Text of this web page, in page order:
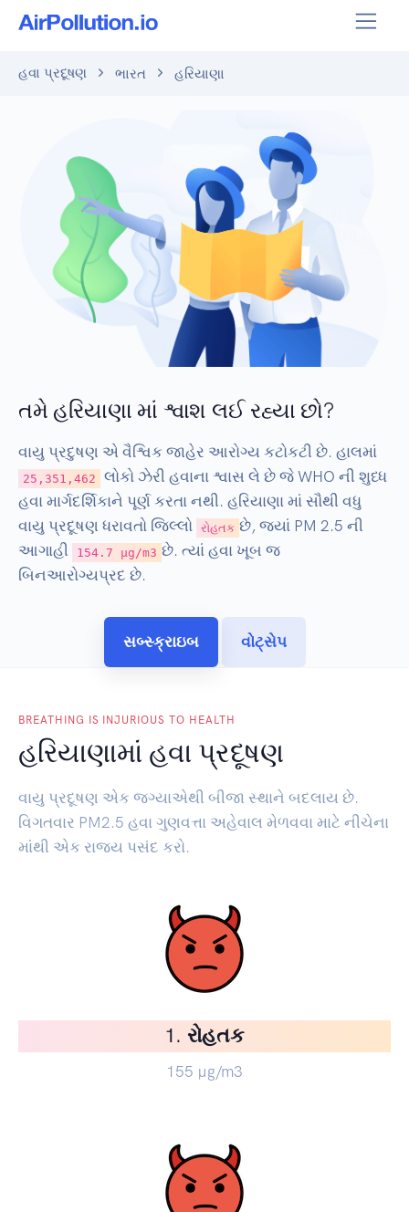
હવા પ્રદૂષણ ભારત હરિયાણા
તમે હરિયાણા માં શ્વાશ લઈ રહ્યા છો?
વાયુ પ્રદુષણ એ વૈશ્વિક જાહેર આરોગ્ય કટોકટી છે. હાલમાં
25,351,462
લોકો ઝેરી હવાના શ્વાસ લે છે જે WHO ની શુધ્ધ
હવા માર્ગદર્શિકાને પૂર્ણ કરતા નથી. હરિયાણા માં સૌથી વધુ
વાયુ પ્રદૂષણ ધરાવતો જિલ્લો રોહતક છે, જ્યાં PM 2.5 ની
આગાહી
154.7 µg/m3 છે. ત્યાં હવા ખૂબ જ
બિનઆરોગ્યપ્રદ છે.
સબ્સ્ક્રાઇબ વોટ્સેપ
BREATHING IS INJURIOUS TO HEALTH
હરિયાણામાં હવા પ્રદૂષણ
વાયુ પ્રદૂષણ એક જગ્યાએથી બીજા સ્થાને બદલાય છે.
વિગતવાર PM2.5 હવા ગુણવત્તા અહેવાલ મેળવવા માટે નીચેના
માંથી એક રાજ્ય પસંદ કરો.
1. રોહતક
155 µg/m3